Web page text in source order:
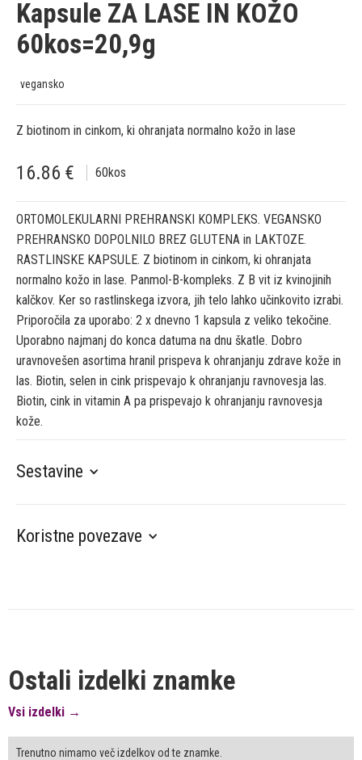
Kapsule ZA LASE IN KOŽO
60kos=20,9g
vegansko
Z biotinom in cinkom, ki ohranjata normalno kožo in lase
16.86 € 60kos
ORTOMOLEKULARNI PREHRANSKI KOMPLEKS. VEGANSKO
PREHRANSKO DOPOLNILO BREZ GLUTENA in LAKTOZE.
RASTLINSKE KAPSULE. Z biotinom in cinkom, ki ohranjata
normalno kožo in lase. Panmol-B-kompleks. Z B vit iz kvinojinih
kalčkov. Ker so rastlinskega izvora, jih telo lahko učinkovito izrabi.
Priporočila za uporabo: 2 x dnevno 1 kapsula z veliko tekočine.
Uporabno najmanj do konca datuma na dnu škatle. Dobro
uravnovešen asortima hranil prispeva k ohranjanju zdrave kože in
las. Biotin, selen in cink prispevajo k ohranjanju ravnovesja las.
Biotin, cink in vitamin A pa prispevajo k ohranjanju ravnovesja
kože.
Sestavine
Koristne povezave
Ostali izdelki znamke
Vsi izdelki →
Trenutno nimamo več izdelkov od te znamke.